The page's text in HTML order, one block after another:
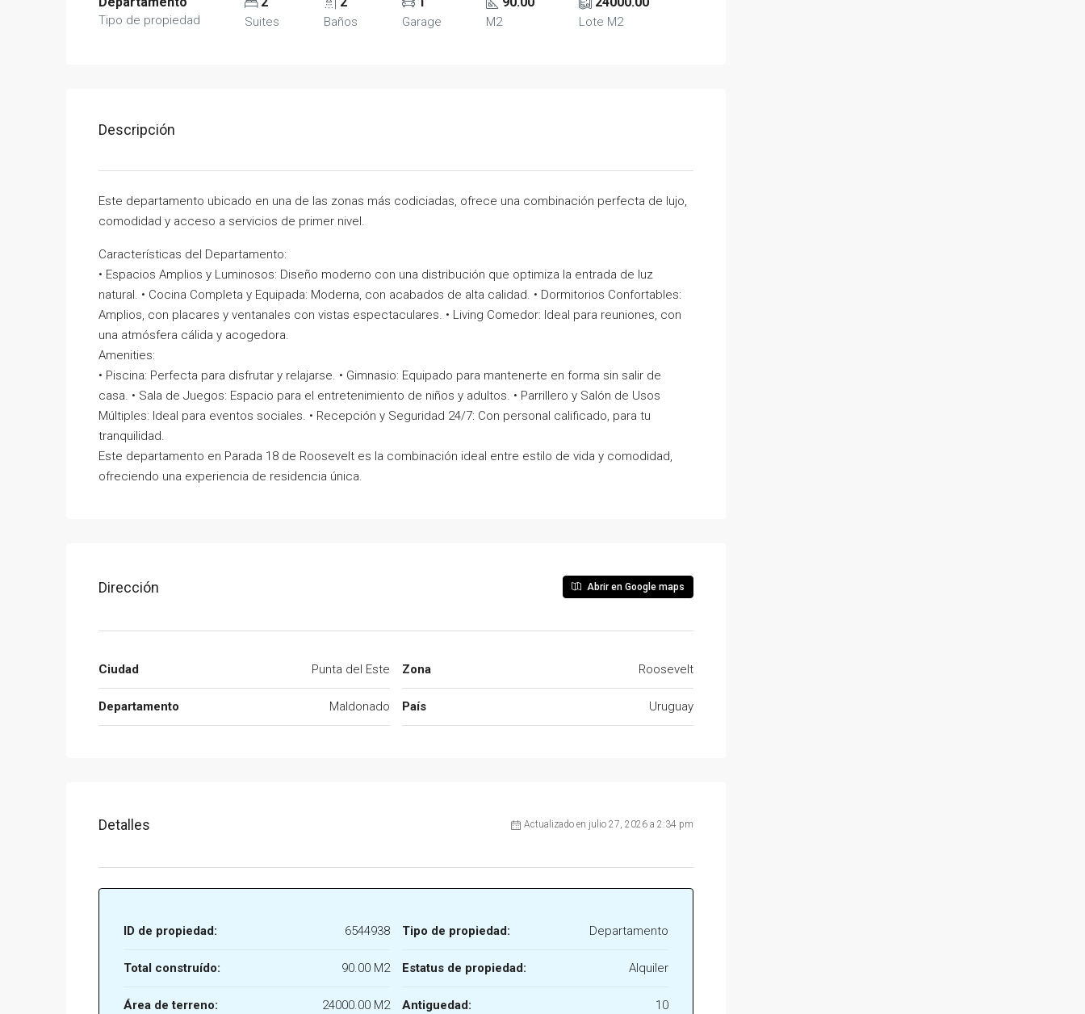
Tipo de propiedad Suites Baños Garage M2 Lote M2
Descripción
Este departamento ubicado en una de las zonas más codiciadas, ofrece una combinación perfecta de lujo,
comodidad y acceso a servicios de primer nivel.
Características del Departamento:
• Espacios Amplios y Luminosos: Diseño moderno con una distribución que optimiza la entrada de luz
natural. • Cocina Completa y Equipada: Moderna, con acabados de alta calidad. • Dormitorios Confortables:
Amplios, con placares y ventanales con vistas espectaculares. • Living Comedor: Ideal para reuniones, con
una atmósfera cálida y acogedora.
Amenities:
• Piscina: Perfecta para disfrutar y relajarse. • Gimnasio: Equipado para mantenerte en forma sin salir de
casa. • Sala de Juegos: Espacio para el entretenimiento de niños y adultos. • Parrillero y Salón de Usos
Múltiples: Ideal para eventos sociales. • Recepción y Seguridad 24/7: Con personal calificado, para tu
tranquilidad.
Este departamento en Parada 18 de Roosevelt es la combinación ideal entre estilo de vida y comodidad,
ofreciendo una experiencia de residencia única.
Dirección Abrir en Google maps
Ciudad Punta del Este
Departamento Maldonado
Zona Roosevelt
País Uruguay
Detalles Actualizado en julio 27, 2026 a 2:34 pm
ID de propiedad: 6544938
Total construído: 90.00 M2
Área de terreno: 24000.00 M2
Tipo de propiedad: Departamento
Estatus de propiedad: Alquiler
Antiguedad: 10